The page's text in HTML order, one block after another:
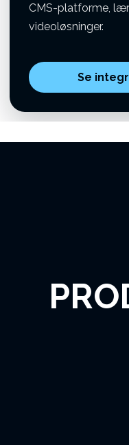
CMS-platforme,
videoløsninger.
Se